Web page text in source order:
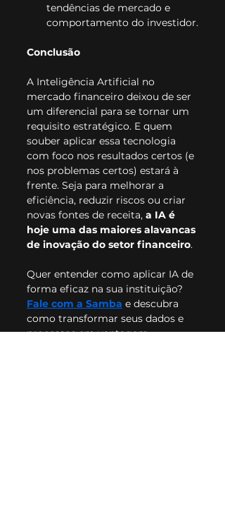
tendências de mercado e
comportamento do investidor.
Conclusão
A Inteligência Artificial no
mercado financeiro deixou de ser
um diferencial para se tornar um
requisito estratégico. E quem
souber aplicar essa tecnologia
com foco nos resultados certos (e
nos problemas certos) estará à
frente. Seja para melhorar a
eficiência, reduzir riscos ou criar
novas fontes de receita, a IA é
hoje uma das maiores alavancas
de inovação do setor financeiro.
Quer entender como aplicar IA de
forma eficaz na sua instituição?
Fale com a Samba e descubra
como transformar seus dados e
processos em vantagem